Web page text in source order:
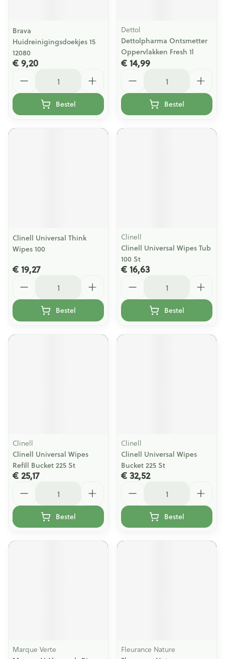
Brava
Huidreinigingsdoekjes 15
12080
€ 9,20
Bestel
Dettol
Dettolpharma Ontsmetter
Oppervlakken Fresh 1l
€ 14,99
Bestel
Clinell Universal Think
Wipes 100
€ 19,27
Bestel
Clinell
Clinell Universal Wipes Tub
100 St
€ 16,63
Bestel
Clinell
Clinell Universal Wipes
Refill Bucket 225 St
€ 25,17
Bestel
Clinell
Clinell Universal Wipes
Bucket 225 St
€ 32,52
Bestel
Marque Verte Fleurance Nature